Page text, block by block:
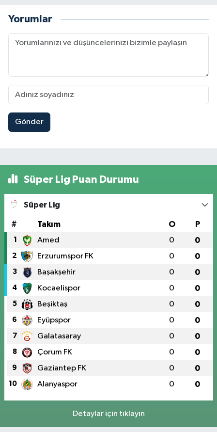
Yorumlar
Gönder
Süper Lig Puan Durumu
Süper Lig
# Takım O P
1 Amed 0 0
2 Erzurumspor FK 0 0
3 Başakşehir 0 0
4 Kocaelispor 0 0
5 Beşiktaş 0 0
6 Eyüpspor 0 0
7 Galatasaray 0 0
8 Çorum FK 0 0
9 Gaziantep FK 0 0
10 Alanyaspor 0 0
Detaylar için tıklayın